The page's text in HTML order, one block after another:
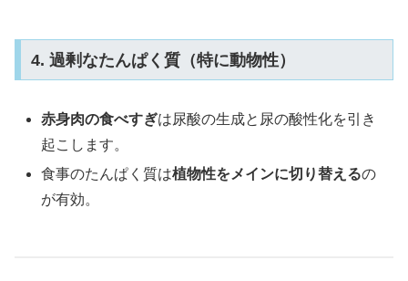
4. 過剰なたんぱく質（特に動物性）
赤身肉の食べすぎは尿酸の生成と尿の酸性化を引き
起こします。
食事のたんぱく質は植物性をメインに切り替えるの
が有効。